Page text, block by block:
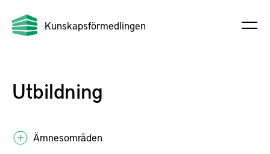
Kunskapsförmedlingen
Utbildning
Ämnesområden